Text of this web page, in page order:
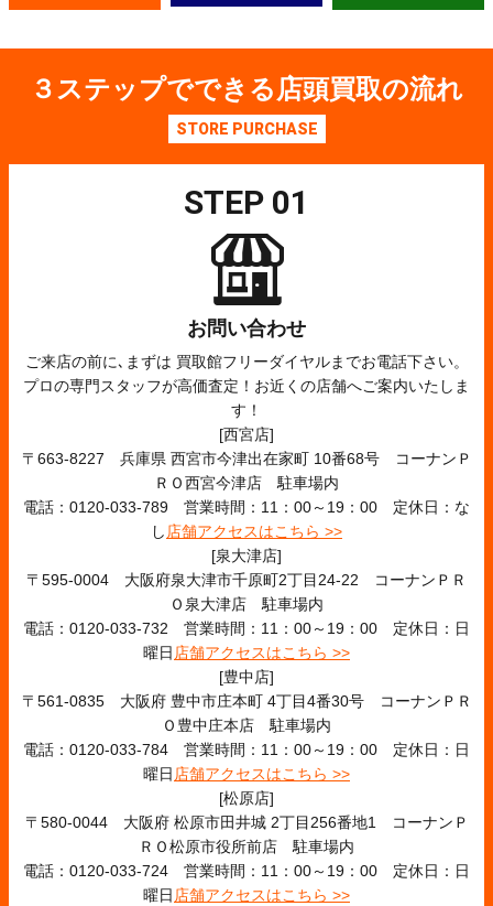
３ステップでできる店頭買取の流れ
STORE PURCHASE
STEP 01
お問い合わせ
ご来店の前に､まずは 買取館フリーダイヤルまでお電話下さい。
プロの専門スタッフが高価査定！お近くの店舗へご案内いたしま
す！
[西宮店]
〒663-8227 兵庫県 西宮市今津出在家町 10番68号 コーナンＰ
ＲＯ西宮今津店 駐車場内
電話：0120-033-789 営業時間：11：00～19：00 定休日：な
し店舗アクセスはこちら >>
[泉大津店]
〒595-0004 大阪府泉大津市千原町2丁目24-22 コーナンＰＲ
Ｏ泉大津店 駐車場内
電話：0120-033-732 営業時間：11：00～19：00 定休日：日
曜日店舗アクセスはこちら >>
[豊中店]
〒561-0835 大阪府 豊中市庄本町 4丁目4番30号 コーナンＰＲ
Ｏ豊中庄本店 駐車場内
電話：0120-033-784 営業時間：11：00～19：00 定休日：日
曜日店舗アクセスはこちら >>
[松原店]
〒580-0044 大阪府 松原市田井城 2丁目256番地1 コーナンＰ
ＲＯ松原市役所前店 駐車場内
電話：0120-033-724 営業時間：11：00～19：00 定休日：日
曜日店舗アクセスはこちら >>